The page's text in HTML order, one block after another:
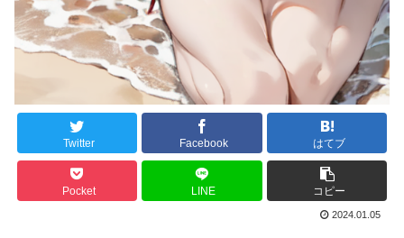
Twitter Facebook はてブ
Pocket LINE コピー
2024.01.05